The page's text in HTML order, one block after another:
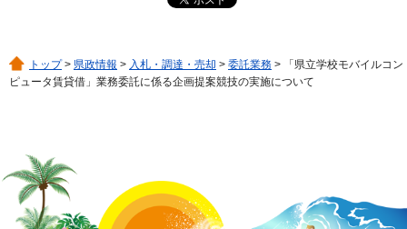
トップ> 県政情報 > 入札・調達・売却 > 委託業務 > 「県立学校モバイルコン
ピュータ賃貸借」業務委託に係る企画提案競技の実施について